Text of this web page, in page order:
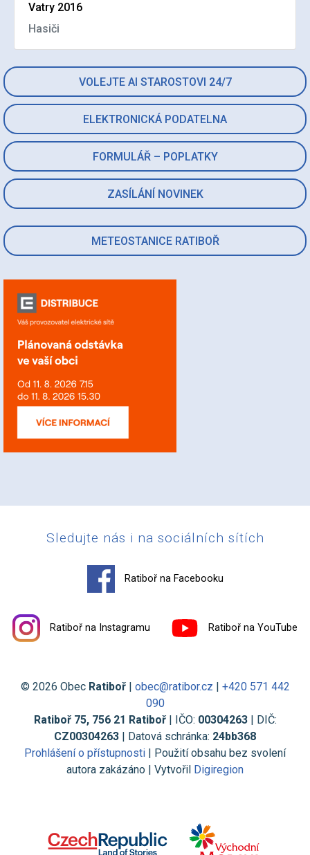
VOLEJTE AI STAROSTOVI 24/7
ELEKTRONICKÁ PODATELNA
FORMULÁŘ – POPLATKY
ZASÍLÁNÍ NOVINEK
METEOSTANICE RATIBOŘ
Vatry 2016
Hasiči
Sledujte nás i na sociálních sítích
Ratiboř na Facebooku
Ratiboř na Instagramu Ratiboř na YouTube
© 2026 Obec Ratiboř| obec@ratibor.cz
+420 571 442
090
Ratiboř 75, 756 21 Ratiboř| IČO: 00304263| DIČ:
CZ00304263 | Datová schránka: 24bb368
Prohlášení o přístupnosti | Použití obsahu bez svolení
autora zakázáno | Vytvořil Digiregion